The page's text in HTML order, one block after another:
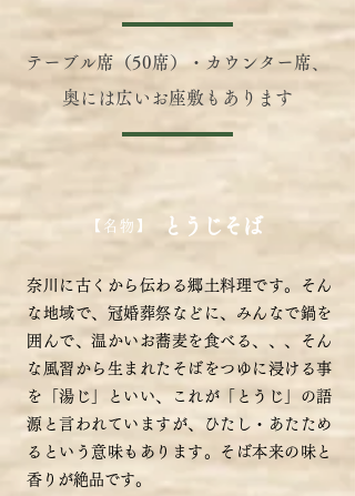
テーブル席（50席）・カウンター席、
奥には広いお座敷もあります
【名物 】 とうじそば
奈川に古くから伝わる郷土料理です。そん
な地域で、冠婚葬祭などに、みんなで鍋を
囲んで、温かいお蕎麦を食べる、、、そん
な風習から生まれたそばをつゆに浸ける事
を「湯じ」といい、これが「とうじ」の語
源と言われていますが、ひたし・あたため
るという意味もあります。そば本来の味と
香りが絶品です。